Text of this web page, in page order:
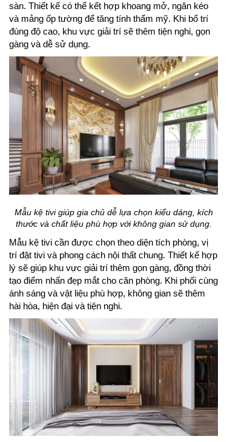
sàn. Thiết kế có thể kết hợp khoang mở, ngăn kéo
và mảng ốp tường để tăng tính thẩm mỹ. Khi bố trí
đúng độ cao, khu vực giải trí sẽ thêm tiện nghi, gọn
gàng và dễ sử dụng.
Mẫu kệ tivi giúp gia chủ dễ lựa chọn kiểu dáng, kích
thước và chất liệu phù hợp với không gian sử dụng.
Mẫu kệ tivi cần được chọn theo diện tích phòng, vị
trí đặt tivi và phong cách nội thất chung. Thiết kế hợp
lý sẽ giúp khu vực giải trí thêm gọn gàng, đồng thời
tạo điểm nhấn đẹp mắt cho căn phòng. Khi phối cùng
ánh sáng và vật liệu phù hợp, không gian sẽ thêm
hài hòa, hiện đại và tiện nghi.